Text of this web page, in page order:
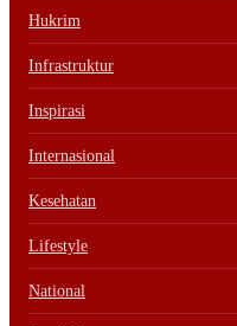
Hukrim
Infrastruktur
Inspirasi
Internasional
Kesehatan
Lifestyle
National